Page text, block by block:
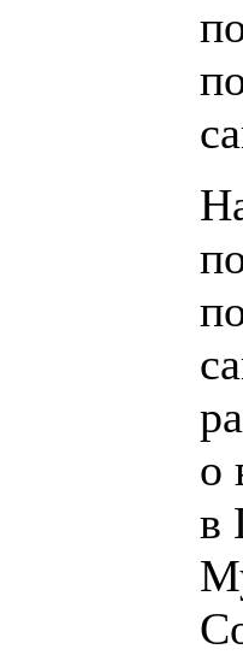
о
в